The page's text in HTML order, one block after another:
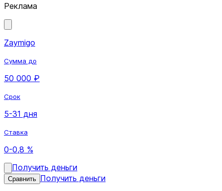
Реклама
Zaymigo
Сумма до
50 000 ₽
Срок
5-31 дня
Ставка
0-0,8 %
Получить деньги
Сравнить Получить деньги